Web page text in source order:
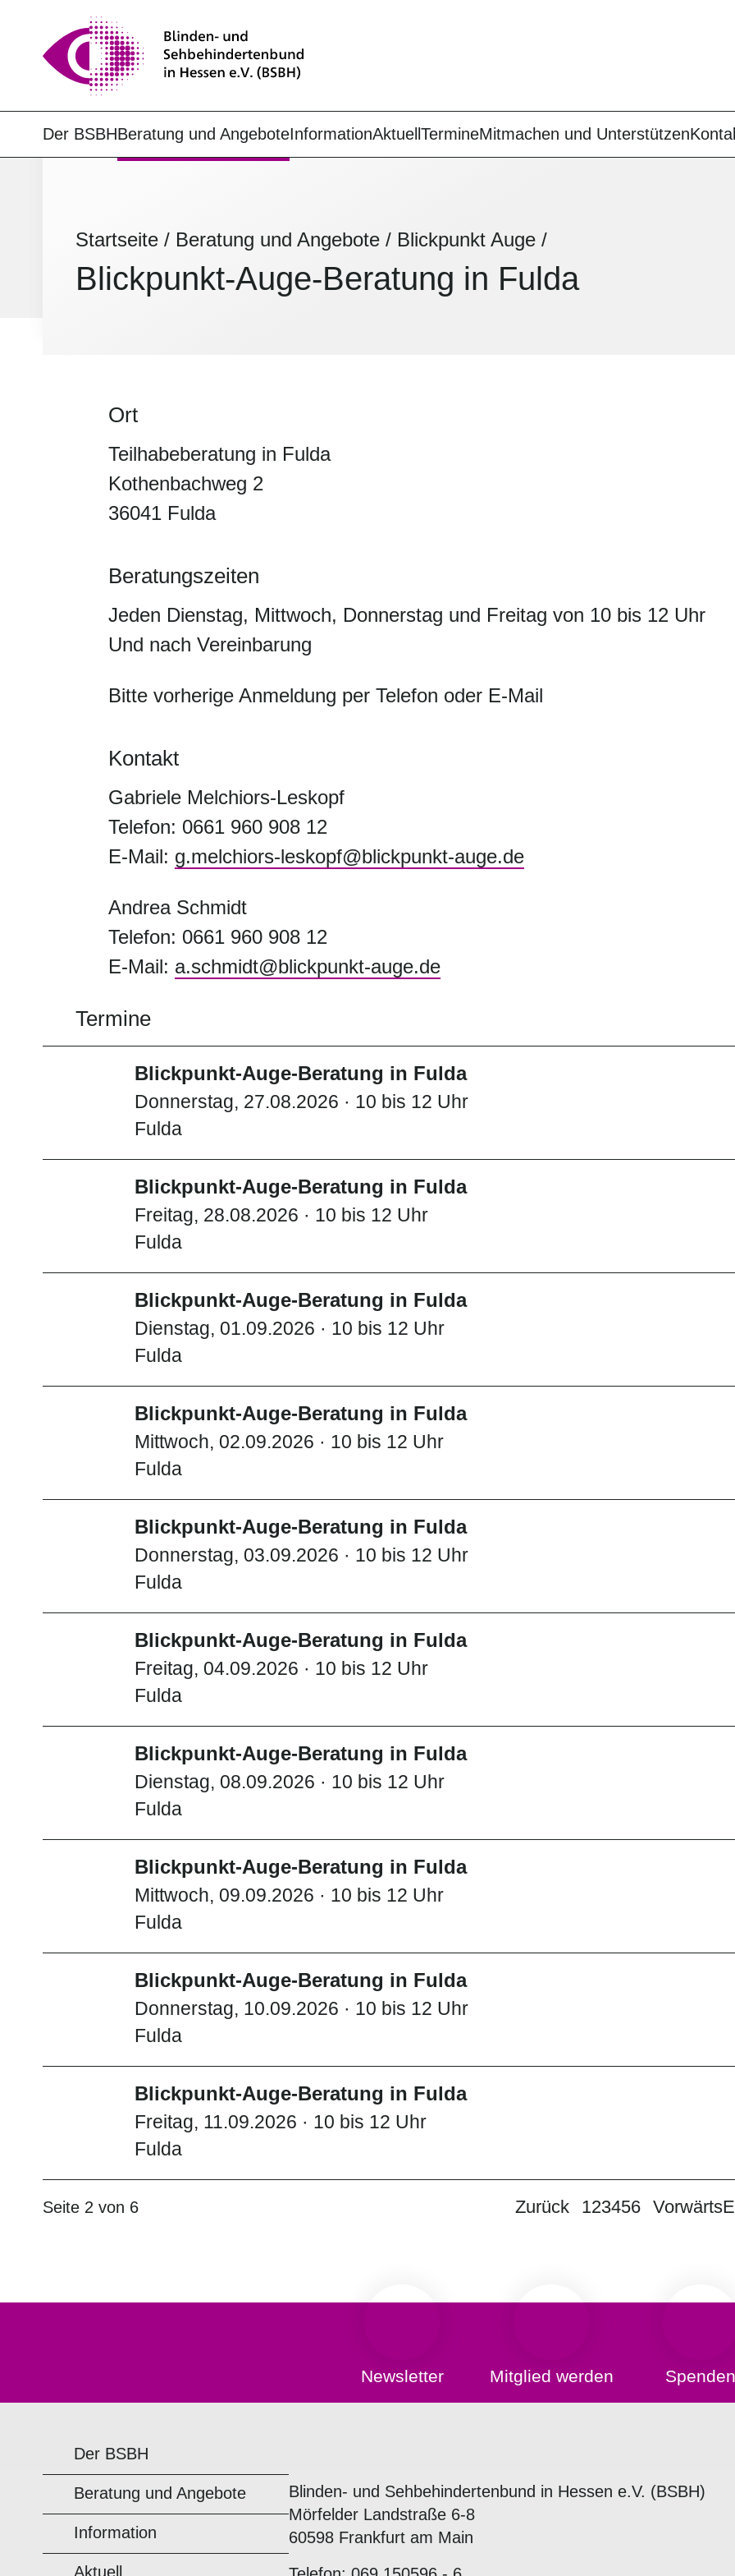
Der BSBHBeratung und AngeboteInformationAktuell TermineMitmachen und Unterstützen
Startseite / Beratung und Angebote / Blickpunkt Auge /
Blickpunkt-Auge-Beratung in Fulda
Ort
Teilhabeberatung in Fulda
Kothenbachweg 2
36041 Fulda
Beratungszeiten
Jeden Dienstag, Mittwoch, Donnerstag und Freitag von 10 bis 12 Uhr
Und nach Vereinbarung
Bitte vorherige Anmeldung per Telefon oder E-Mail
Kontakt
Gabriele Melchiors-Leskopf
Telefon: 0661 960 908 12
E-Mail: g.melchiors-leskopf@blickpunkt-auge.de
Andrea Schmidt
Telefon: 0661 960 908 12
E-Mail: a.schmidt@blickpunkt-auge.de
Termine
Blickpunkt-Auge-Beratung in Fulda
Donnerstag, 27.08.2026 · 10 bis 12 Uhr
Fulda
Blickpunkt-Auge-Beratung in Fulda
Freitag, 28.08.2026 · 10 bis 12 Uhr
Fulda
Blickpunkt-Auge-Beratung in Fulda
Dienstag, 01.09.2026 · 10 bis 12 Uhr
Fulda
Blickpunkt-Auge-Beratung in Fulda
Mittwoch, 02.09.2026 · 10 bis 12 Uhr
Fulda
Blickpunkt-Auge-Beratung in Fulda
Donnerstag, 03.09.2026 · 10 bis 12 Uhr
Fulda
Blickpunkt-Auge-Beratung in Fulda
Freitag, 04.09.2026 · 10 bis 12 Uhr
Fulda
Blickpunkt-Auge-Beratung in Fulda
Dienstag, 08.09.2026 · 10 bis 12 Uhr
Fulda
Blickpunkt-Auge-Beratung in Fulda
Mittwoch, 09.09.2026 · 10 bis 12 Uhr
Fulda
Blickpunkt-Auge-Beratung in Fulda
Donnerstag, 10.09.2026 · 10 bis 12 Uhr
Fulda
Blickpunkt-Auge-Beratung in Fulda
Freitag, 11.09.2026 · 10 bis 12 Uhr
Fulda
Seite 2 von 6 Zurück 123456 Vorwärts
Newsletter Mitglied werden Spenden
Der BSBH
Beratung und Angebote
Information
Aktuell
Blinden- und Sehbehindertenbund in Hessen e.V. (BSBH)
Mörfelder Landstraße 6-8
60598 Frankfurt am Main